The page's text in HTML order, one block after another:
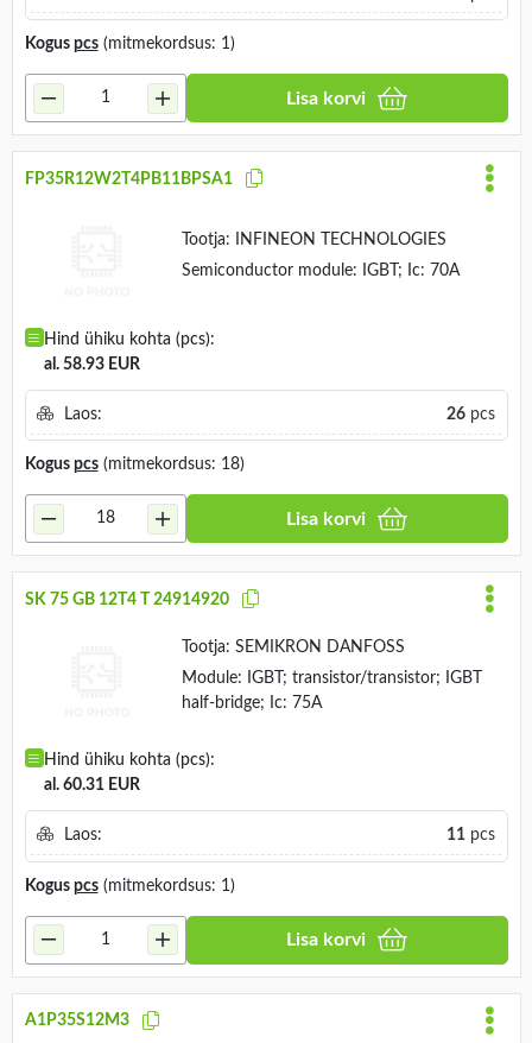
Kogus pcs(mitmekordsus: 1)
Lisa korvi
FP35R12W2T4PB11BPSA1
Tootja:
INFINEON TECHNOLOGIES
Semiconductor module: IGBT; Ic: 70A
Hind ühiku kohta (pcs):
al. 58.93 EUR
Laos: 26pcs
Kogus pcs(mitmekordsus: 18)
Lisa korvi
SK 75 GB 12T4 T 24914920
Tootja: SEMIKRON DANFOSS
Module: IGBT; transistor/transistor; IGBT
half-bridge; Ic: 75A
Hind ühiku kohta (pcs):
al. 60.31 EUR
Laos: 11pcs
Kogus pcs(mitmekordsus: 1)
Lisa korvi
A1P35S12M3